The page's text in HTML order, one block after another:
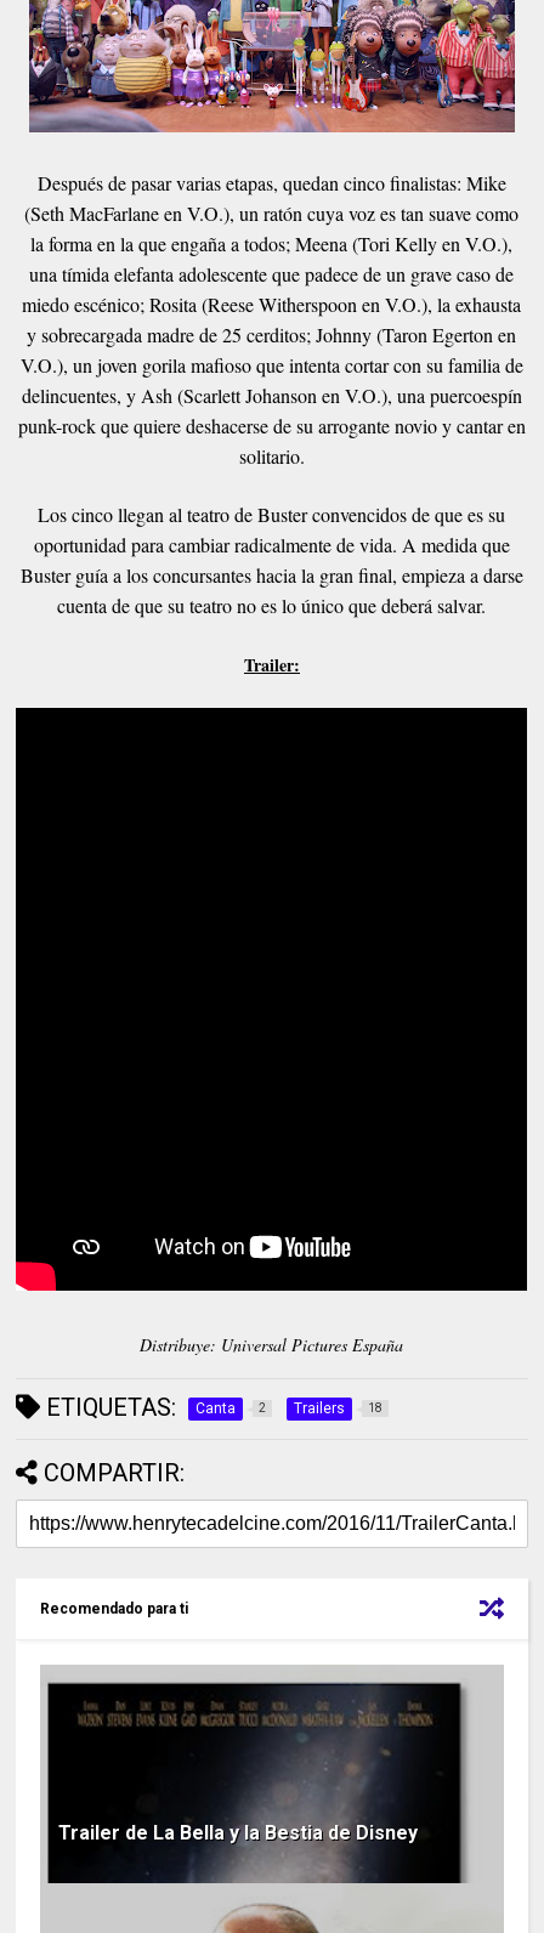
Después de pasar varias etapas, quedan cinco finalistas: Mike
(Seth MacFarlane en V.O.), un ratón cuya voz es tan suave como
la forma en la que engaña a todos; Meena (Tori Kelly en V.O.),
una tímida elefanta adolescente que padece de un grave caso de
miedo escénico; Rosita (Reese Witherspoon en V.O.), la exhausta
y sobrecargada madre de 25 cerditos; Johnny (Taron Egerton en
V.O.), un joven gorila mafioso que intenta cortar con su familia de
delincuentes, y Ash (Scarlett Johanson en V.O.), una puercoespín
punk-rock que quiere deshacerse de su arrogante novio y cantar en
solitario.
Los cinco llegan al teatro de Buster convencidos de que es su
oportunidad para cambiar radicalmente de vida. A medida que
Buster guía a los concursantes hacia la gran final, empieza a darse
cuenta de que su teatro no es lo único que deberá salvar.
Trailer:
Distribuye: Universal Pictures España
ETIQUETAS: Canta 2 Trailers 18
COMPARTIR:
Recomendado para ti
Trailer de La Bella y la Bestia de Disney